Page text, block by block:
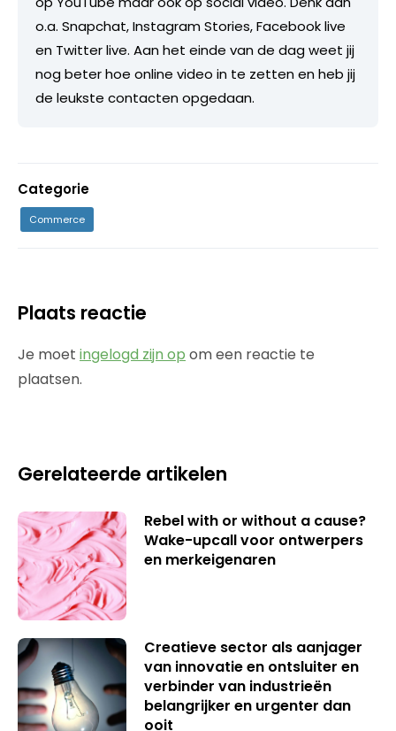
o.a. Snapchat, Instagram Stories, Facebook live
en Twitter live. Aan het einde van de dag weet jij
nog beter hoe online video in te zetten en heb jij
de leukste contacten opgedaan.
Categorie
Commerce
Plaats reactie
Je moet ingelogd zijn op om een reactie te
plaatsen.
Gerelateerde artikelen
Rebel with or without a cause?
Wake-upcall voor ontwerpers
en merkeigenaren
Creatieve sector als aanjager
van innovatie en ontsluiter en
verbinder van industrieën
belangrijker en urgenter dan
ooit